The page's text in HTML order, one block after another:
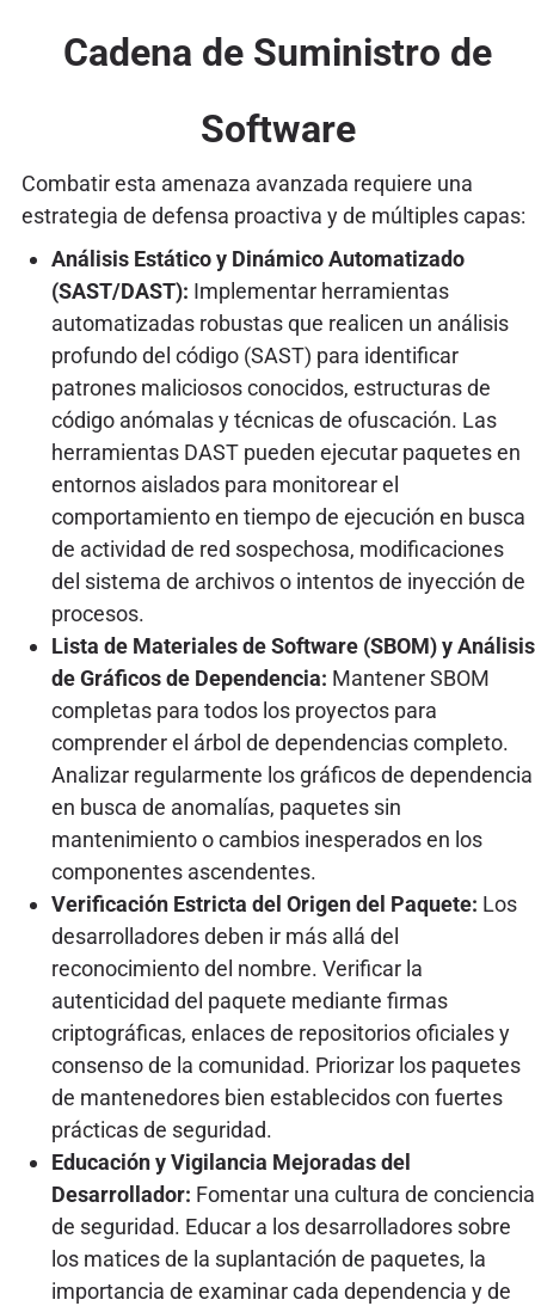
Cadena de Suministro de
Software
Combatir esta amenaza avanzada requiere una
estrategia de defensa proactiva y de múltiples capas:
Análisis Estático y Dinámico Automatizado
(SAST/DAST): Implementar herramientas
automatizadas robustas que realicen un análisis
profundo del código (SAST) para identificar
patrones maliciosos conocidos, estructuras de
código anómalas y técnicas de ofuscación. Las
herramientas DAST pueden ejecutar paquetes en
entornos aislados para monitorear el
comportamiento en tiempo de ejecución en busca
de actividad de red sospechosa, modificaciones
del sistema de archivos o intentos de inyección de
procesos.
Lista de Materiales de Software (SBOM) y Análisis
de Gráficos de Dependencia: Mantener SBOM
completas para todos los proyectos para
comprender el árbol de dependencias completo.
Analizar regularmente los gráficos de dependencia
en busca de anomalías, paquetes sin
mantenimiento o cambios inesperados en los
componentes ascendentes.
Verificación Estricta del Origen del Paquete: Los
desarrolladores deben ir más allá del
reconocimiento del nombre. Verificar la
autenticidad del paquete mediante firmas
criptográficas, enlaces de repositorios oficiales y
consenso de la comunidad. Priorizar los paquetes
de mantenedores bien establecidos con fuertes
prácticas de seguridad.
Educación y Vigilancia Mejoradas del
Desarrollador: Fomentar una cultura de conciencia
de seguridad. Educar a los desarrolladores sobre
los matices de la suplantación de paquetes, la
importancia de examinar cada dependencia y de